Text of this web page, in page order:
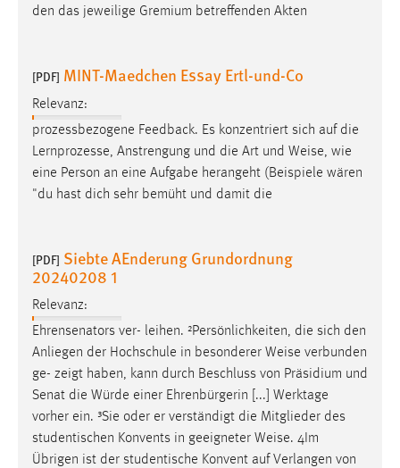
den das jeweilige Gremium betreffenden Akten
[PDF] MINT-Maedchen Essay Ertl-und-Co
Relevanz:
prozessbezogene Feedback. Es konzentriert sich auf die
Lernprozesse, Anstrengung und die Art und Weise, wie
eine Person an eine Aufgabe herangeht (Beispiele wären
"du hast dich sehr bemüht und damit die
[PDF] Siebte AEnderung Grundordnung
20240208 1
Relevanz:
Ehrensenators ver- leihen. ²Persönlichkeiten, die sich den
Anliegen der Hochschule in besonderer Weise verbunden
ge- zeigt haben, kann durch Beschluss von Präsidium und
Senat die Würde einer Ehrenbürgerin [...] Werktage
vorher ein. ³Sie oder er verständigt die Mitglieder des
studentischen Konvents in geeigneter Weise. 4Im
Übrigen ist der studentische Konvent auf Verlangen von